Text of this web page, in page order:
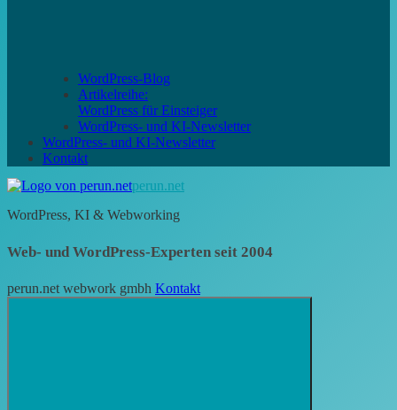
WordPress-Blog
Artikelreihe:
WordPress für Einsteiger
WordPress- und KI-Newsletter
WordPress- und KI-Newsletter
Kontakt
perun.net
WordPress, KI & Webworking
Web- und WordPress-Experten seit 2004
perun.net webwork gmbh Kontakt